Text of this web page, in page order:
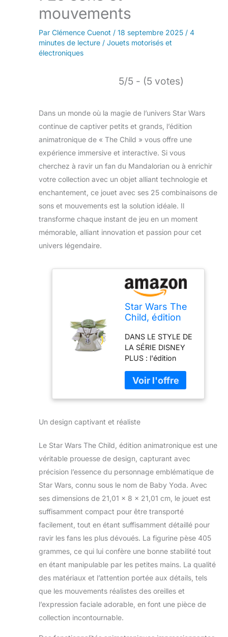
mouvements
Par Clémence Cuenot / 18 septembre 2025 / 4
minutes de lecture / Jouets motorisés et
électroniques
5/5 - (5 votes)
Dans un monde où la magie de l’univers Star Wars
continue de captiver petits et grands, l’édition
animatronique de « The Child » vous offre une
expérience immersive et interactive. Si vous
cherchez à ravir un fan du Mandalorian ou à enrichir
votre collection avec un objet alliant technologie et
enchantement, ce jouet avec ses 25 combinaisons de
sons et mouvements est la solution idéale. Il
transforme chaque instant de jeu en un moment
mémorable, alliant innovation et passion pour cet
univers légendaire.
Star Wars The
Child, édition
avec Plus de 25
Combinaisons
de Sons et
mouvements,
Jouet The
Mandalorian
DANS LE STYLE DE
LA SÉRIE DISNEY
PLUS : l'édition
Wars Kind s'inspire
du personnage
préféré des fans de
comprend un collier
amovible et une
robe textile
premium NICKER
DE POUVOIR : le
maniement de la
Force demande
beaucoup d'énergie
et entraîne chez
l'enfant un grand
besoin de repos.
Lorsque la figurine
d'enfant est
les yeux et fait une
"sieste de la Force"
ACTIVATION DU
Un design captivant et réaliste
Le Star Wars The Child, édition animatronique est une
véritable prouesse de design, capturant avec
précision l’essence du personnage emblématique de
Star Wars, connu sous le nom de Baby Yoda. Avec
ses dimensions de 21,01 x 8 x 21,01 cm, le jouet est
suffisamment compact pour être transporté
facilement, tout en étant suffisamment détaillé pour
ravir les fans les plus dévoués. La figurine pèse 405
grammes, ce qui lui confère une bonne stabilité tout
en étant manipulable par les petites mains. La qualité
des matériaux et l’attention portée aux détails, tels
que les mouvements réalistes des oreilles et
l’expression faciale adorable, en font une pièce de
collection incontournable.